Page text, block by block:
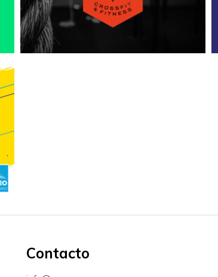
GRÁFICO IDENTIDAD/ILUSTRACIÓN
REDES SOCIALES
Contacto